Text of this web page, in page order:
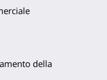
della